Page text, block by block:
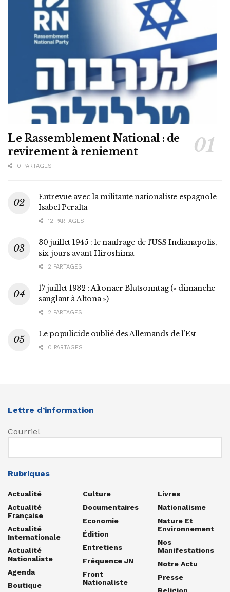
Le Rassemblement National : de
revirement à reniement
0 PARTAGES
Entrevue avec la militante nationaliste espagnole
Isabel Peralta
12 PARTAGES
30 juillet 1945 : le naufrage de l’USS Indianapolis,
six jours avant Hiroshima
2 PARTAGES
17 juillet 1932 : Altonaer Blutsonntag (« dimanche
sanglant à Altona »)
2 PARTAGES
Le populicide oublié des Allemands de l’Est
0 PARTAGES
Lettre d’information
Courriel
Rubriques
Actualité
Actualité
Française
Actualité
Internationale
Actualité
Nationaliste
Agenda
Boutique
Culture
Documentaires
Economie
Édition
Entretiens
Fréquence JN
Front
Nationaliste
Livres
Nationalisme
Nature Et
Environnement
Nos
Manifestations
Notre Actu
Presse